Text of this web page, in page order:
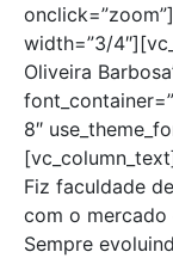
width=”3/
Oliveira
8″
Fiz faculdade
com o mercado
Sempre